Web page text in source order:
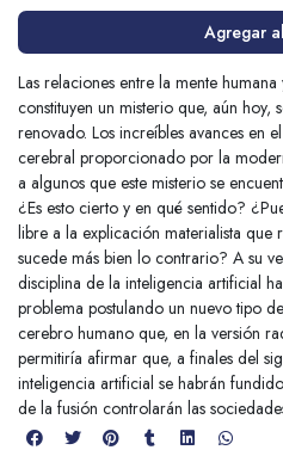
Agregar
Las relaciones entre la mente
constituyen un misterio que, aún hoy,
renovado. Los increíbles avances en
cerebral proporcionado por la
a algunos que este misterio se
¿Es esto cierto y en qué sentido?
libre a la explicación materialista
sucede más bien lo contrario? A su
disciplina de la inteligencia artificial
problema postulando un nuevo tipo
cerebro humano que, en la versión
permitiría afirmar que, a finales del
inteligencia artificial se habrán
de la fusión controlarán las